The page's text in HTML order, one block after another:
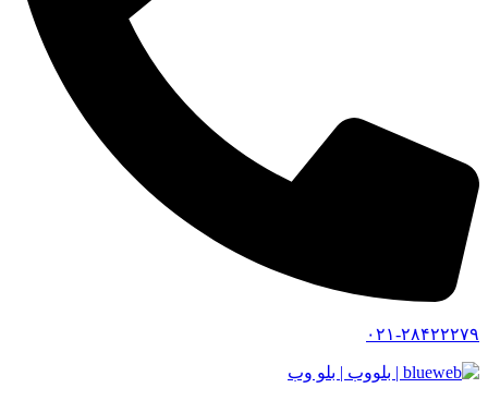
۰۲۱-۲۸۴۲۲۲۷۹